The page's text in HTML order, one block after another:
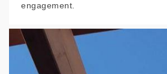
engagement.